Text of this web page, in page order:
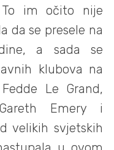
To im očito nije
da se presele na
a sada se
klubova na
Le Grand,
Emery i
velikih svjetskih